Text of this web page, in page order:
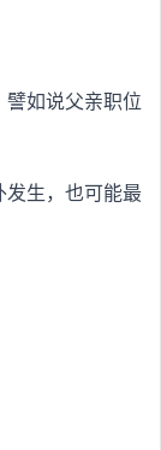
譬如说父亲职位
发生，也可能最